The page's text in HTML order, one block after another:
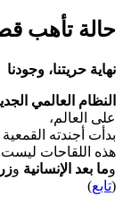
حالة تأهب
نهاية حريتنا، وجودنا
النظام العالمي
على العالم،
بدأت أجندته
هذه اللقاحات ليست
وما بعد الإنسانية و
(تابع)